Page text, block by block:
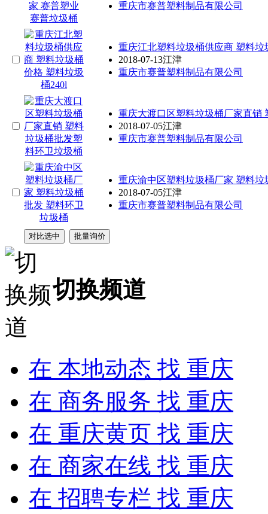
重庆市赛普塑料制品有限公司
重庆江北塑料垃圾桶供应商 塑料垃
2018-07-13江津
重庆市赛普塑料制品有限公司
重庆大渡口区塑料垃圾桶厂家直销
2018-07-05江津
重庆市赛普塑料制品有限公司
重庆渝中区塑料垃圾桶厂家 塑料
2018-07-05江津
重庆市赛普塑料制品有限公司
切换频道
在 本地动态 找 重庆
在 商务服务 找 重庆
在 重庆黄页 找 重庆
在 商家在线 找 重庆
在 招聘专栏 找 重庆